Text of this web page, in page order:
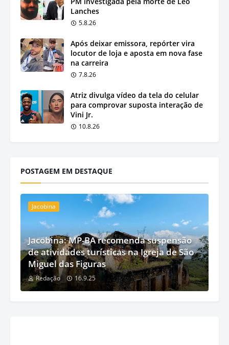
Lanches
5.8.26
Após deixar emissora, repórter vira
locutor de loja e aposta em nova fase
na carreira
7.8.26
Atriz divulga vídeo da tela do celular
para comprovar suposta interação de
Vini Jr.
10.8.26
POSTAGEM EM DESTAQUE
Jacobina
Jacobina: MP-BA recomenda suspensão
de atividades turísticas na Igreja de São
Miguel das Figuras
Redação 16.9.25